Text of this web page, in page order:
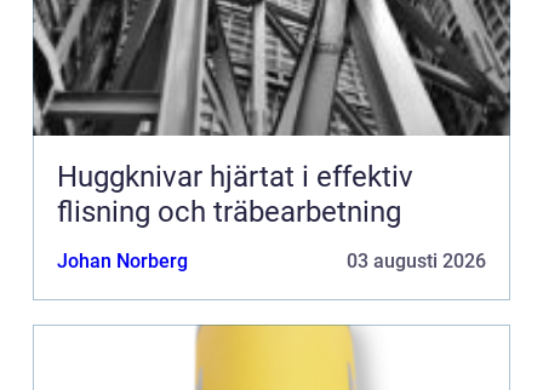
Huggknivar hjärtat i effektiv
flisning och träbearbetning
Johan Norberg 03 augusti 2026